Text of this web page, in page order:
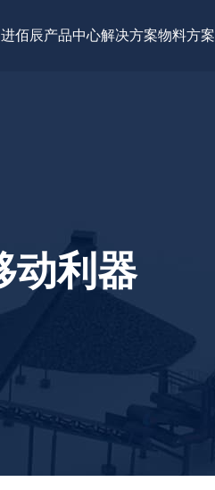
佰辰产品中心解决方案物料方案
动利器